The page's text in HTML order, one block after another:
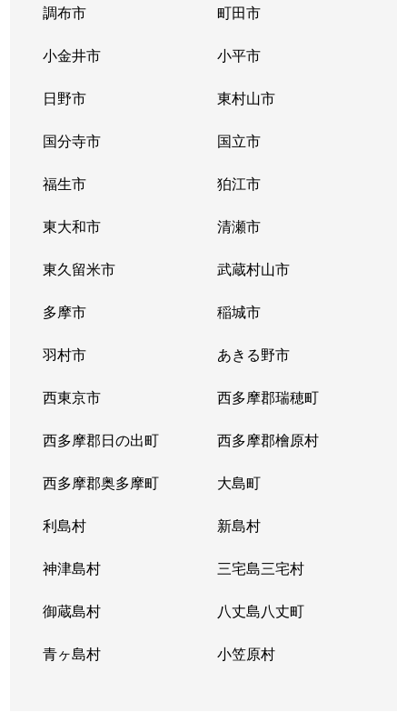
調布市 町田市
小金井市 小平市
日野市 東村山市
国分寺市 国立市
福生市 狛江市
東大和市 清瀬市
東久留米市 武蔵村山市
多摩市 稲城市
羽村市 あきる野市
西東京市 西多摩郡瑞穂町
西多摩郡日の出町 西多摩郡檜原村
西多摩郡奥多摩町 大島町
利島村 新島村
神津島村 三宅島三宅村
御蔵島村 八丈島八丈町
青ヶ島村 小笠原村